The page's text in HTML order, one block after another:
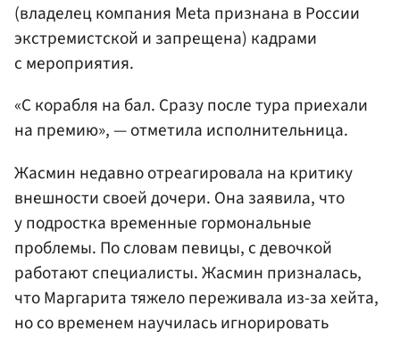
(владелец компания Meta признана в России
экстремистской и запрещена) кадрами
с мероприятия.
«С корабля на бал. Сразу после тура приехали
на премию», — отметила исполнительница.
Жасмин недавно отреагировала на критику
внешности своей дочери. Она заявила, что
у подростка временные гормональные
проблемы. По словам певицы, с девочкой
работают специалисты. Жасмин призналась,
что Маргарита тяжело переживала из-за хейта,
но со временем научилась игнорировать